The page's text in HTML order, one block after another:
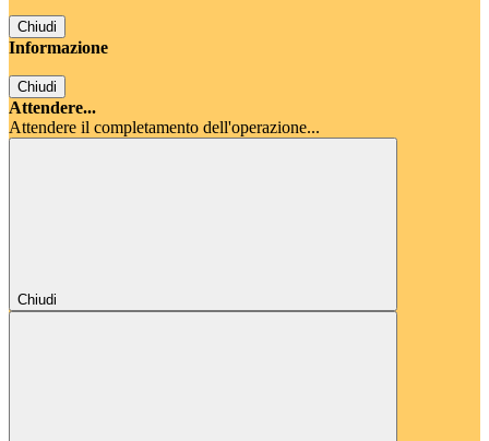
Chiudi
Informazione
Chiudi
Attendere...
Attendere il completamento dell'operazione...
Chiudi